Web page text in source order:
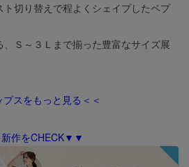
切り替えで程よくシェイプしたペプ
Ｓ～３Ｌまで揃った豊富なサイズ展
プスをもっと見る＜＜
作をCHECK▼▼